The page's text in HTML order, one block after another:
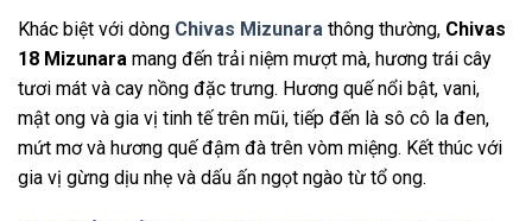
Khác biệt với dòng Chivas Mizunara thông thường, Chivas
18 Mizunara mang đến trải niệm mượt mà, hương trái cây
tươi mát và cay nồng đặc trưng. Hương quế nổi bật, vani,
mật ong và gia vị tinh tế trên mũi, tiếp đến là sô cô la đen,
mứt mơ và hương quế đậm đà trên vòm miệng. Kết thúc với
gia vị gừng dịu nhẹ và dấu ấn ngọt ngào từ tổ ong.